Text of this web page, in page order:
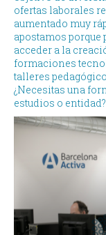
ofertas laborales
aumentado muy
apostamos
acceder a la
formaciones
talleres
¿Necesitas una
estudios o